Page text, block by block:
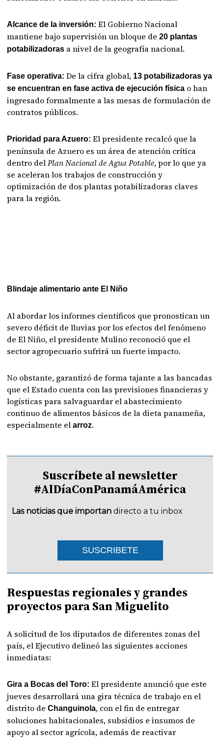
Alcance de la inversión: El Gobierno Nacional
mantiene bajo supervisión un bloque de20 plantas
potabilizadoras a nivel de la geografía nacional.
Fase operativa: De la cifra global, 13 potabilizadoras ya
se encuentran en fase activa de ejecución física o han
ingresado formalmente a las mesas de formulación de
contratos públicos.
Prioridad para Azuero: El presidente recalcó que la
península de Azuero es un área de atención crítica
dentro delPlan Nacional de Agua Potable, por lo que ya
se aceleran los trabajos de construcción y
optimización de dos plantas potabilizadoras claves
para la región.
Blindaje alimentario ante El Niño
Al abordar los informes científicos que pronostican un
severo déficit de lluvias por los efectos del fenómeno
de El Niño, el presidente Mulino reconoció que el
sector agropecuario sufrirá un fuerte impacto.
No obstante, garantizó de forma tajante a las bancadas
que el Estado cuenta con las previsiones financieras y
logísticas para salvaguardar el abastecimiento
continuo de alimentos básicos de la dieta panameña,
especialmente elarroz.
Suscríbete al newsletter
#AlDíaConPanamáAmérica
Las noticias que importan directo a tu inbox
SUSCRIBETE
Respuestas regionales y grandes
proyectos para San Miguelito
A solicitud de los diputados de diferentes zonas del
país, el Ejecutivo delineó las siguientes acciones
inmediatas:
Gira a Bocas del Toro: El presidente anunció que este
jueves desarrollará una gira técnica de trabajo en el
distrito deChanguinola, con el fin de entregar
soluciones habitacionales, subsidios e insumos de
apoyo al sector agrícola, además de reactivar